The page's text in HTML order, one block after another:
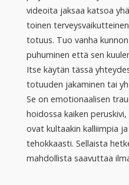
videoita jaksaa katsoa
toinen
totuus. Tuo vanha
puhuminen että sen
Itse käytän tässä
totuuden jakaminen tai
Se on emotionaalisen
hoidossa kaiken
ovat kultaakin kalliimpia
tehokkaasti. Sellaista
mahdollista saavuttaa